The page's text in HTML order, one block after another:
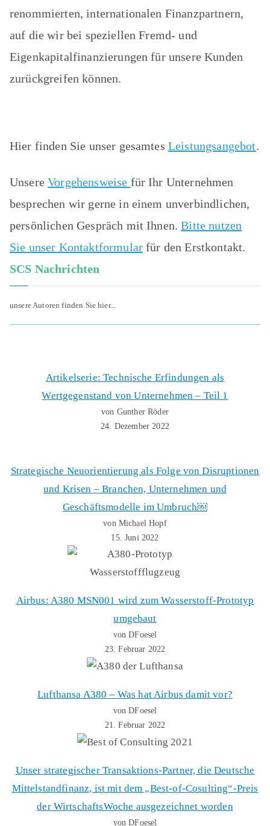
renommierten, internationalen Finanzpartnern,
auf die wir bei speziellen Fremd- und
Eigenkapitalfinanzierungen für unsere Kunden
zurückgreifen können.
Hier finden Sie unser gesamtes Leistungsangebot.
UnsereVorgehensweise für Ihr Unternehmen
besprechen wir gerne in einem unverbindlichen,
persönlichen Gespräch mit Ihnen.Bitte nutzen
Sie unser Kontaktformular für den Erstkontakt.
SCS Nachrichten
unsere Autoren finden Sie hier...
Artikelserie: Technische Erfindungen als
Wertgegenstand von Unternehmen – Teil 1
von Gunther Röder
24. Dezember 2022
Strategische Neuorientierung als Folge von Disruptionen
und Krisen – Branchen, Unternehmen und
Geschäftsmodelle im Umbruch￼
von Michael Hopf
15. Juni 2022
Airbus: A380 MSN001 wird zum Wasserstoff-Prototyp
umgebaut
von DFoesel
23. Februar 2022
Lufthansa A380 – Was hat Airbus damit vor?
von DFoesel
21. Februar 2022
Unser strategischer Transaktions-Partner, die Deutsche
Mittelstandfinanz, ist mit dem „Best-of-Cosulting“-Preis
der WirtschaftsWoche ausgezeichnet worden
von DFoesel